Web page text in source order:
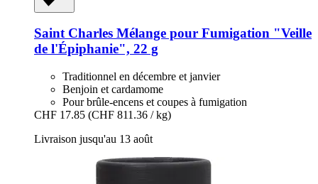
Saint Charles Mélange pour Fumigation "Veille
de l'Épiphanie", 22 g
Traditionnel en décembre et janvier
Benjoin et cardamome
Pour brûle-encens et coupes à fumigation
CHF 17.85 (CHF 811.36 / kg)
Livraison jusqu'au 13 août